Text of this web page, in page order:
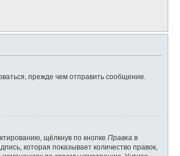
прежде чем отправить сообщение.
щёлкнув по кнопке Правка в
которая показывает количество правок,